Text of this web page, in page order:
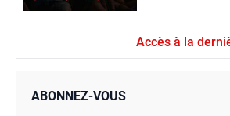
Accès à la
ABONNEZ-VOUS